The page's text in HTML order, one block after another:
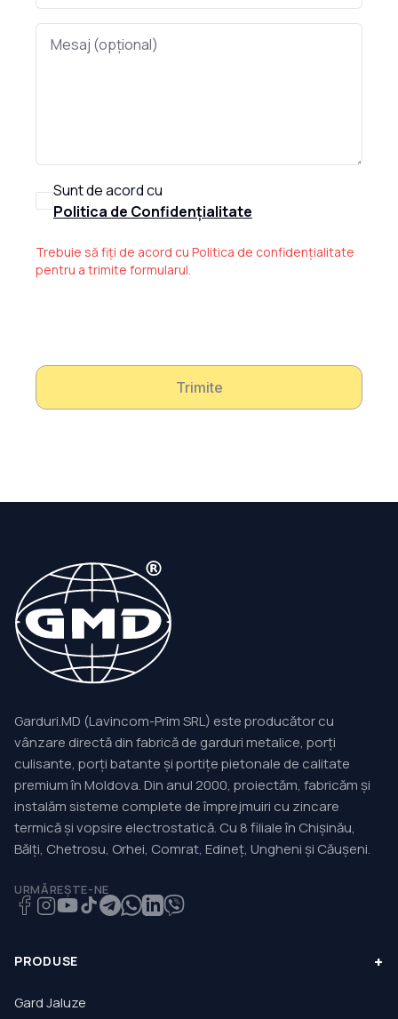
Sunt de acord cu
Politica de Confidențialitate
Trebuie să fiți de acord cu Politica de confidențialitate
pentru a trimite formularul.
Trimite
Garduri.MD (Lavincom-Prim SRL) este producător cu
vânzare directă din fabrică de garduri metalice, porți
culisante, porți batante și portițe pietonale de calitate
premium în Moldova. Din anul 2000, proiectăm, fabricăm și
instalăm sisteme complete de împrejmuiri cu zincare
termică și vopsire electrostatică. Cu 8 filiale în Chișinău,
Bălți, Chetrosu, Orhei, Comrat, Edineț, Ungheni și Căușeni.
URMĂREȘTE-NE
PRODUSE +
Gard Jaluze